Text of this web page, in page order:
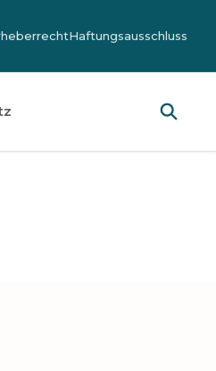
Haftungsausschluss